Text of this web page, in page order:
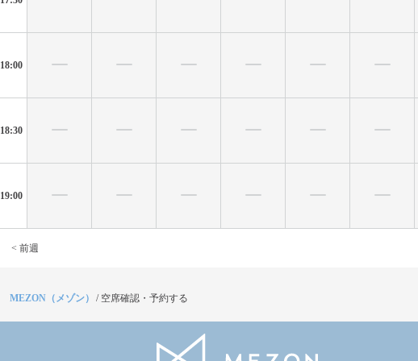
18:00
18:30
19:00
< 前週
MEZON（メゾン） / 空席確認・予約する